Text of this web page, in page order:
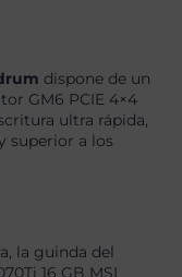
dispone de un
GM6 PCIE 4×4
ultra rápida,
superior a los
la guinda del